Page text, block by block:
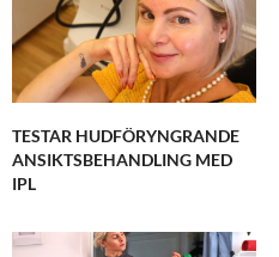
TESTAR HUDFÖRYNGRANDE
ANSIKTSBEHANDLING MED
IPL